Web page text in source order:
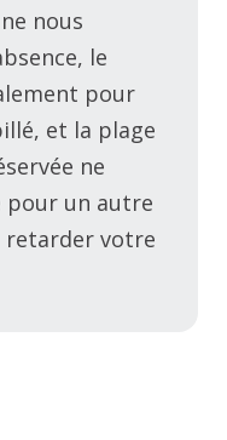
nous
le
pour
et la plage
ne
pour un autre
retarder votre